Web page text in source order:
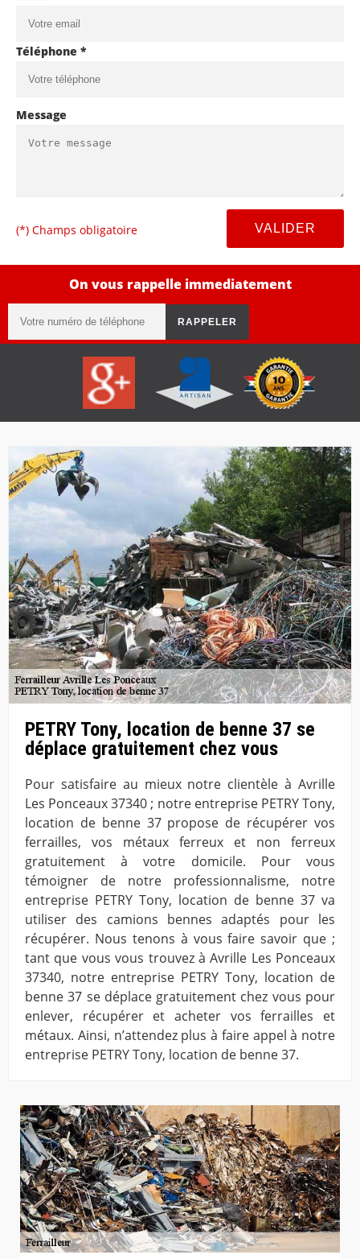
Téléphone *
Message
(*) Champs obligatoire
On vous rappelle immediatement
PETRY Tony, location de benne 37 se
déplace gratuitement chez vous
Pour satisfaire au mieux notre clientèle à Avrille
Les Ponceaux 37340 ; notre entreprise PETRY Tony,
location de benne 37 propose de récupérer vos
ferrailles, vos métaux ferreux et non ferreux
gratuitement à votre domicile. Pour vous
témoigner de notre professionnalisme, notre
entreprise PETRY Tony, location de benne 37 va
utiliser des camions bennes adaptés pour les
récupérer. Nous tenons à vous faire savoir que ;
tant que vous vous trouvez à Avrille Les Ponceaux
37340, notre entreprise PETRY Tony, location de
benne 37 se déplace gratuitement chez vous pour
enlever, récupérer et acheter vos ferrailles et
métaux. Ainsi, n’attendez plus à faire appel à notre
entreprise PETRY Tony, location de benne 37.